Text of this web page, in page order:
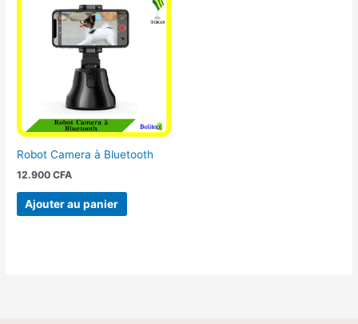
Robot Camera à Bluetooth
12.900CFA
Ajouter au panier